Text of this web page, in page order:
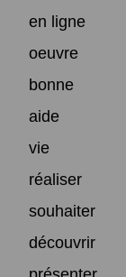
en ligne
oeuvre
bonne
aide
vie
réaliser
souhaiter
découvrir